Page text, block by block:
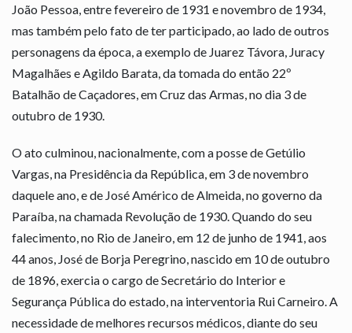
João Pessoa, entre fevereiro de 1931 e novembro de 1934,
mas também pelo fato de ter participado, ao lado de outros
personagens da época, a exemplo de Juarez Távora, Juracy
Magalhães e Agildo Barata, da tomada do então 22º
Batalhão de Caçadores, em Cruz das Armas, no dia 3 de
outubro de 1930.
O ato culminou, nacionalmente, com a posse de Getúlio
Vargas, na Presidência da República, em 3 de novembro
daquele ano, e de José Américo de Almeida, no governo da
Paraíba, na chamada Revolução de 1930. Quando do seu
falecimento, no Rio de Janeiro, em 12 de junho de 1941, aos
44 anos, José de Borja Peregrino, nascido em 10 de outubro
de 1896, exercia o cargo de Secretário do Interior e
Segurança Pública do estado, na interventoria Rui Carneiro. A
necessidade de melhores recursos médicos, diante do seu